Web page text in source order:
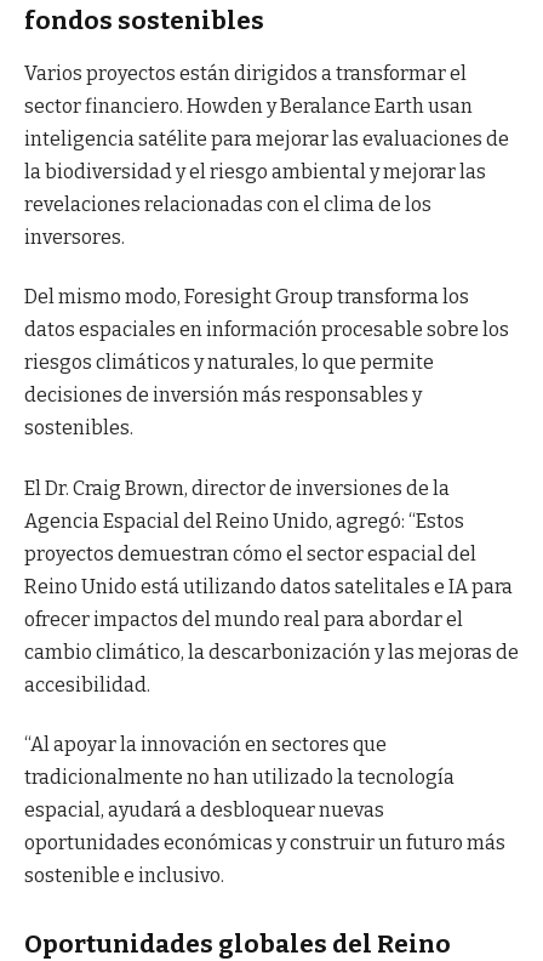
fondos sostenibles
Varios proyectos están dirigidos a transformar el
sector financiero. Howden y Beralance Earth usan
inteligencia satélite para mejorar las evaluaciones de
la biodiversidad y el riesgo ambiental y mejorar las
revelaciones relacionadas con el clima de los
inversores.
Del mismo modo, Foresight Group transforma los
datos espaciales en información procesable sobre los
riesgos climáticos y naturales, lo que permite
decisiones de inversión más responsables y
sostenibles.
El Dr. Craig Brown, director de inversiones de la
Agencia Espacial del Reino Unido, agregó: “Estos
proyectos demuestran cómo el sector espacial del
Reino Unido está utilizando datos satelitales e IA para
ofrecer impactos del mundo real para abordar el
cambio climático, la descarbonización y las mejoras de
accesibilidad.
“Al apoyar la innovación en sectores que
tradicionalmente no han utilizado la tecnología
espacial, ayudará a desbloquear nuevas
oportunidades económicas y construir un futuro más
sostenible e inclusivo.
Oportunidades globales del Reino